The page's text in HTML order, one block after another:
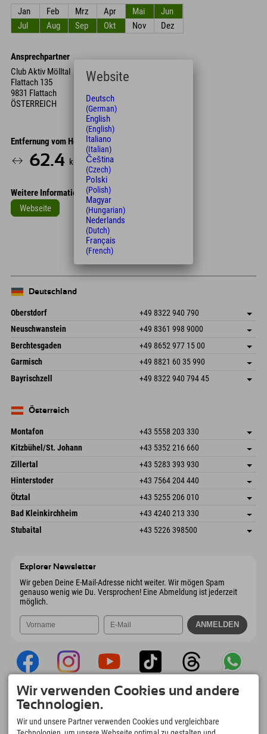
Jan
Feb Mrz Apr Mai
Jun
Jul
Aug Sep Okt Nov Dez
Ansprechpartner
Club Aktiv Mölltal
Flattach 135
9831 Flattach
ÖSTERREICH
Entfernung vom Hotel
62.4 km 65
Weitere Informationen
Webseite
Leaflet
Deutschland
Oberstdorf +49 8322 940 790
An der Breitach 3
Deutschland
Adresse speichern
Buchen
Neuschwanstein +49 8361 998 9000
An der Riese 45
87484 Nesselwang im Allgäu
Deutschland
Adresse speichern
Anreiseinfos
Buchen
Berchtesgaden +49 8652 977 15 00
Hofreitstr. 7
Deutschland
Adresse speichern
Buchen
Garmisch +49 8821 60 35 990
Frickenstraße 22
82490 Farchant
Adresse speichern
Anreiseinfos
Bayrischzell +49 8322 940 794 45
Deutschland
Österreich
Montafon +43 5558 203 330
Dorfstr. 127b
6793 Gaschurn/Montafon
Österreich
Adresse speichern
Buchen
Kitzbühel/St. Johann +43 5352 216 660
Speckbacherstraße 87
6380 St. Johann in Tirol
Österreich
Adresse speichern
Anreiseinfos
Buchen
Zillertal +43 5283 393 930
Schmiedau 2
Österreich
Adresse speichern
Buchen
Hinterstoder +43 7564 204 440
Freizeitpark 10
4573 Hinterstoder
Österreich
Adresse speichern
Anreiseinfos
Buchen
Ötztal +43 5255 206 010
Gscheat 14
Österreich
Adresse speichern
Buchen
Bad Kleinkirchheim +43 4240 213 330
Dorfstraße 24
9546 Bad Kleinkirchheim
Adresse speichern
Anreiseinfos
Stubaital +43 5226 398500
Explorer Newsletter
Wir geben Deine E-Mail-Adresse nicht weiter. Wir mögen Spam
genauso wenig wie Du. Versprochen! Eine Abmeldung ist jederzeit
möglich.
Explorer App
Upload Deiner #ExplorerMoments, Mein
Explorer To Go mit Buchungsübersicht,
Wir verwenden Cookies und andere
Technologien.
Wir und unsere Partner verwenden Cookies und vergleichbare
Website
Deutsch
(German)
English
(English)
Italiano
(Italian)
Čeština
(Czech)
Polski
(Polish)
Magyar
(Hungarian)
Nederlands
(Dutch)
Français
(French)